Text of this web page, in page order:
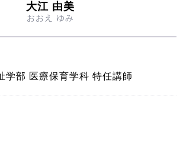
大江 由美
おおえ ゆみ
学部 医療保育学科 特任講師